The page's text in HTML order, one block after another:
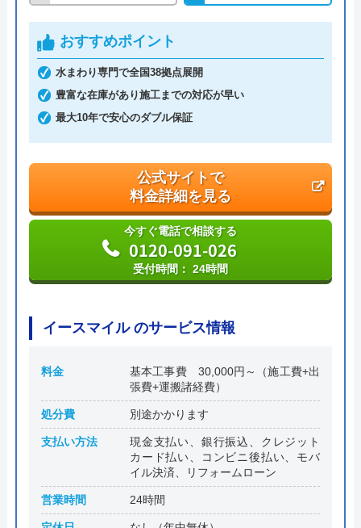
創業・設立 1987年1月創業 1993年4月設立
本社所在地
〒458-0007
愛知県名古屋市緑区篭山二丁目1225番
地
おすすめポイント
水まわり専門で全国38拠点展開
豊富な在庫があり施工までの対応が早い
最大10年で安心のダブル保証
公式サイトで
料金詳細を見る
今すぐ電話で相談する
0120-091-026
受付時間： 24時間
イースマイル のサービス情報
料金
基本工事費 30,000円～（施工費+出
張費+運搬諸経費）
処分費 別途かかります
支払い方法
現金支払い、銀行振込、クレジット
カード払い、コンビニ後払い、モバ
イル決済、リフォームローン
営業時間 24時間